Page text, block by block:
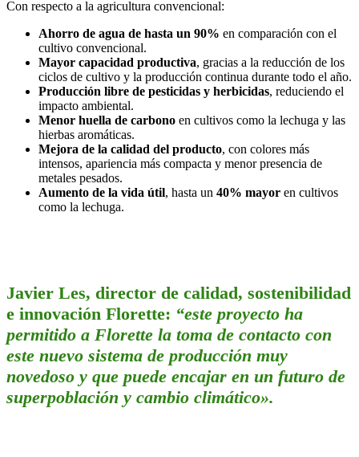
Con respecto a la agricultura convencional:
Ahorro de agua de hasta un 90% en comparación con el
cultivo convencional.
Mayor capacidad productiva, gracias a la reducción de los
ciclos de cultivo y la producción continua durante todo el año.
Producción libre de pesticidas y herbicidas, reduciendo el
impacto ambiental.
Menor huella de carbono en cultivos como la lechuga y las
hierbas aromáticas.
Mejora de la calidad del producto, con colores más
intensos, apariencia más compacta y menor presencia de
metales pesados.
Aumento de la vida útil, hasta un 40% mayor en cultivos
como la lechuga.
Javier Les, director de calidad, sostenibilidad
e innovación Florette: “este proyecto ha
permitido a Florette la toma de contacto con
este nuevo sistema de producción muy
novedoso y que puede encajar en un futuro de
superpoblación y cambio climático».